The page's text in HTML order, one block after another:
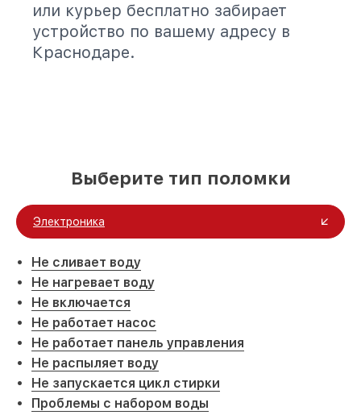
или курьер бесплатно забирает
устройство по вашему адресу в
Краснодаре.
Выберите тип поломки
Электроника
Не сливает воду
Не нагревает воду
Не включается
Не работает насос
Не работает панель управления
Не распыляет воду
Не запускается цикл стирки
Проблемы с набором воды